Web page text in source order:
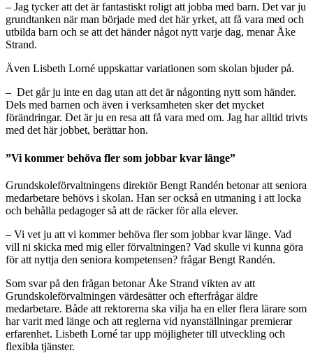
– Jag tycker att det är fantastiskt roligt att jobba med barn. Det var ju
grundtanken när man började med det här yrket, att få vara med och
utbilda barn och se att det händer något nytt varje dag, menar Åke
Strand.
Även Lisbeth Lorné uppskattar variationen som skolan bjuder på.
– Det går ju inte en dag utan att det är någonting nytt som händer.
Dels med barnen och även i verksamheten sker det mycket
förändringar. Det är ju en resa att få vara med om. Jag har alltid trivts
med det här jobbet, berättar hon.
”Vi kommer behöva fler som jobbar kvar länge”
Grundskoleförvaltningens direktör Bengt Randén betonar att seniora
medarbetare behövs i skolan. Han ser också en utmaning i att locka
och behålla pedagoger så att de räcker för alla elever.
– Vi vet ju att vi kommer behöva fler som jobbar kvar länge. Vad
vill ni skicka med mig eller förvaltningen? Vad skulle vi kunna göra
för att nyttja den seniora kompetensen? frågar Bengt Randén.
Som svar på den frågan betonar Åke Strand vikten av att
Grundskoleförvaltningen värdesätter och efterfrågar äldre
medarbetare. Både att rektorerna ska vilja ha en eller flera lärare som
har varit med länge och att reglerna vid nyanställningar premierar
erfarenhet. Lisbeth Lorné tar upp möjligheter till utveckling och
flexibla tjänster.